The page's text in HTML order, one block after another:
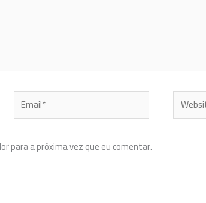
Email* Website
para a próxima vez que eu comentar.